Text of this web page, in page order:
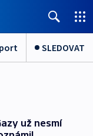
SLEDOVAT
už nesmí